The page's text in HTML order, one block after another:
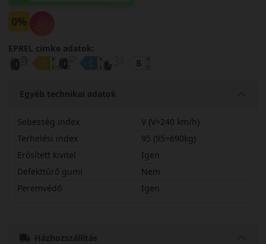
0%
EPREL cimke adatok:
Egyéb technikai adatok
Sebesség index
V (V=240 km/h)
Terhelési index
95 (95=690kg)
Erősített kivitel
Igen
Defekttűrő gumi
Nem
Peremvédő
Igen
Házhozszállítás